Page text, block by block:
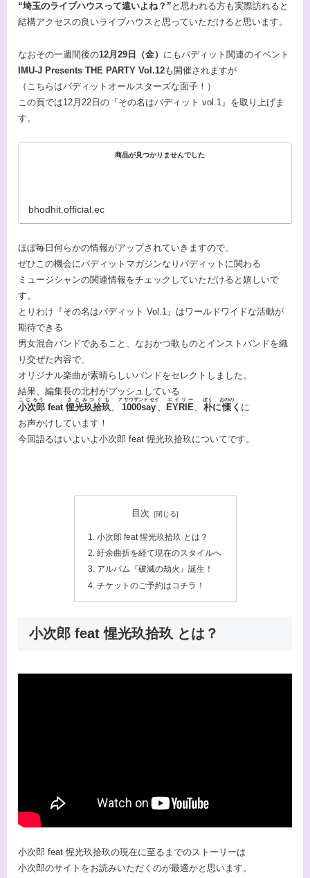
“埼玉のライブハウスって遠いよね？” と思われる方も実際訪れると
結構アクセスの良いライブハウスと思っていただけると思います。
なおその一週間後の12月29日（金） にもバディット関連のイベント
IMU-J Presents THE PARTY Vol.12も開催されますが
（こちらはバディットオールスターズな面子！）
この頁では12月22日の『その名はバディット vol.1』を取り上げま
す。
商品が見つかりませんでした
bhodhit.official.ec
ほぼ毎日何らかの情報がアップされていきますので、
ぜひこの機会にバディットマガジンなりバディットに関わる
ミュージシャンの関連情報をチェックしていただけると嬉しいで
す。
とりわけ『その名はバディット Vol.1』はワールドワイドな活動が
期待できる
男女混合バンドであること、なおかつ歌ものとインストバンドを織
り交ぜた内容で、
オリジナル楽曲が素晴らしいバンドをセレクトしました。
結果、編集長の北村がプッシュしている
⼩次郎
こじろう
feat惺光玖拾玖
さとみつくも
、 1000say
ア サウザンド セイ
、 EYRIE
エイリー
、 朴
ぼく
に慄
おのの
く に
お声かけしています！
今回語るはいよいよ⼩次郎 feat 惺光玖拾玖についてです。
目次
小次郎 feat 惺光玖拾玖 とは？
紆余曲折を経て現在のスタイルへ
アルバム『破滅の劫火』誕生！
チケットのご予約はコチラ！
小次郎 feat 惺光玖拾玖 とは？
⼩次郎 feat 惺光玖拾玖の現在に至るまでのストーリーは
小次郎のサイトをお読みいただくのが最適かと思います。